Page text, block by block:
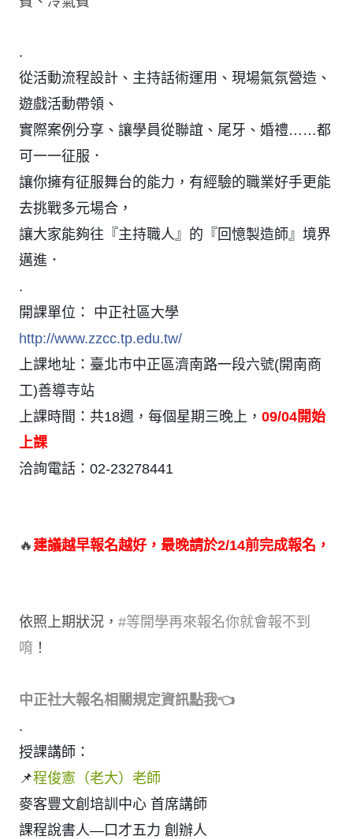
.
從活動流程設計、主持話術運用、現場氣氛營造、
遊戲活動帶領、
實際案例分享、讓學員從聯誼、尾牙、婚禮……都
可一一征服．
讓你擁有征服舞台的能力，有經驗的職業好手更能
去挑戰多元場合，
讓大家能夠往『主持職人』的『回憶製造師』境界
邁進．
.
http://www.zzcc.tp.edu.tw/
上課地址：臺北市中正區濟南路一段六號(開南商
工)善導寺站
上課時間：共18週，每個星期三晚上， 09/04開始
上課
洽詢電話：02-23278441
🔥 建議越早報名越好，最晚請於2/14前完成報名，
依照上期狀況， #等開學再來報名你就會報不到
唷 ！
中正社大報名相關規定資訊點我👈
.
授課講師：
📌程俊憲（老大）老師
麥客豐文創培訓中心 首席講師
課程說書人—口才五力 創辦人